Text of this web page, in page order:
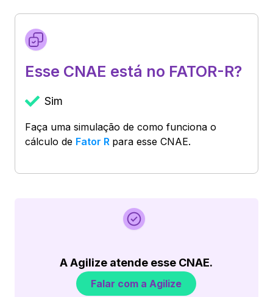
Esse CNAE está no FATOR-R?
Sim
Faça uma simulação de como funciona o
cálculo de Fator R para esse CNAE.
A Agilize atende esse CNAE.
Falar com a Agilize